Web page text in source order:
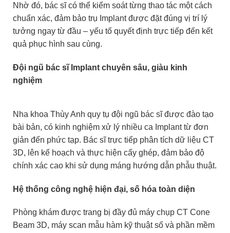
Nhờ đó, bác sĩ có thể kiểm soát từng thao tác một cách
chuẩn xác, đảm bảo trụ Implant được đặt đúng vị trí lý
tưởng ngay từ đầu – yếu tố quyết định trực tiếp đến kết
quả phục hình sau cùng.
Đội ngũ bác sĩ Implant chuyên sâu, giàu kinh
nghiệm
Nha khoa Thùy Anh quy tụ đội ngũ bác sĩ được đào tạo
bài bản, có kinh nghiệm xử lý nhiều ca Implant từ đơn
giản đến phức tạp. Bác sĩ trực tiếp phân tích dữ liệu CT
3D, lên kế hoạch và thực hiện cấy ghép, đảm bảo độ
chính xác cao khi sử dụng máng hướng dẫn phẫu thuật.
Hệ thống công nghệ hiện đại, số hóa toàn diện
Phòng khám được trang bị đầy đủ máy chụp CT Cone
Beam 3D, máy scan mẫu hàm kỹ thuật số và phần mềm